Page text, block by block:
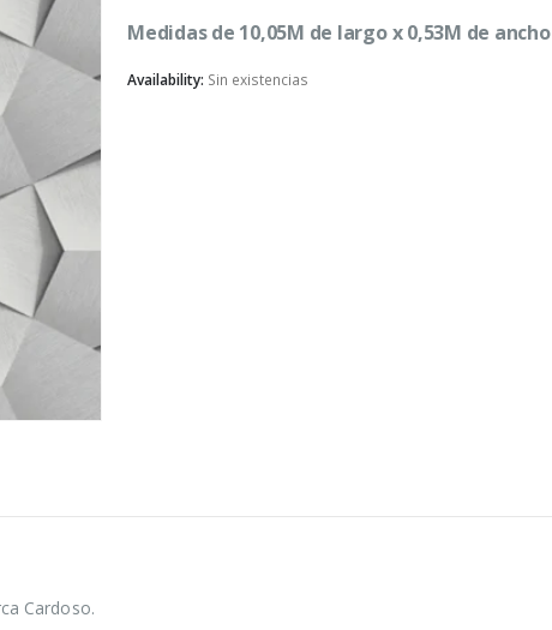
Medidas de 10,05M de largo x 0,53M de ancho
Availability: Sin existencias
Cardoso.